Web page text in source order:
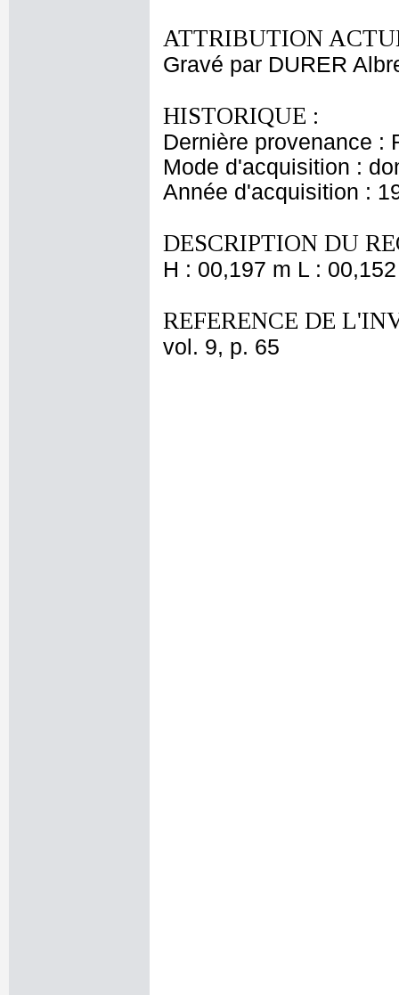
ATTRIBUTION
Gravé par DURER
HISTORIQUE :
Dernière provenance :
Mode d'acquisition :
Année d'acquisition :
DESCRIPTION DU
H : 00,197 m L :
REFERENCE DE
vol. 9, p. 65